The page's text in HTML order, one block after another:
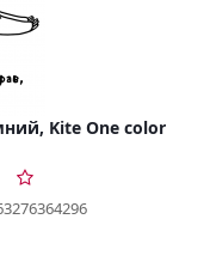
Kite One color